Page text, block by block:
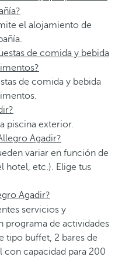
el alojamiento de
de comida y bebida
de comida y bebida
piscina exterior.
Agadir?
variar en función de
hotel, etc.). Elige tus
Agadir?
servicios y
programa de actividades
tipo buffet, 2 bares de
con capacidad para 200